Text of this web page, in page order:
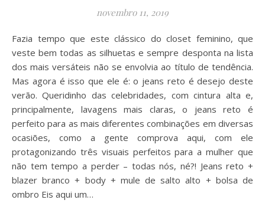
novembro 11, 2019
Fazia tempo que este clássico do closet feminino, que
veste bem todas as silhuetas e sempre desponta na lista
dos mais versáteis não se envolvia ao título de tendência.
Mas agora é isso que ele é: o jeans reto é desejo deste
verão. Queridinho das celebridades, com cintura alta e,
principalmente, lavagens mais claras, o jeans reto é
perfeito para as mais diferentes combinações em diversas
ocasiões, como a gente comprova aqui, com ele
protagonizando três visuais perfeitos para a mulher que
não tem tempo a perder – todas nós, né?! Jeans reto +
blazer branco + body + mule de salto alto + bolsa de
ombro Eis aqui um…